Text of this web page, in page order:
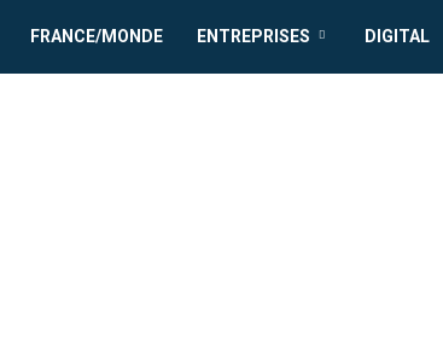
FRANCE/MONDE ENTREPRISES DIGITAL